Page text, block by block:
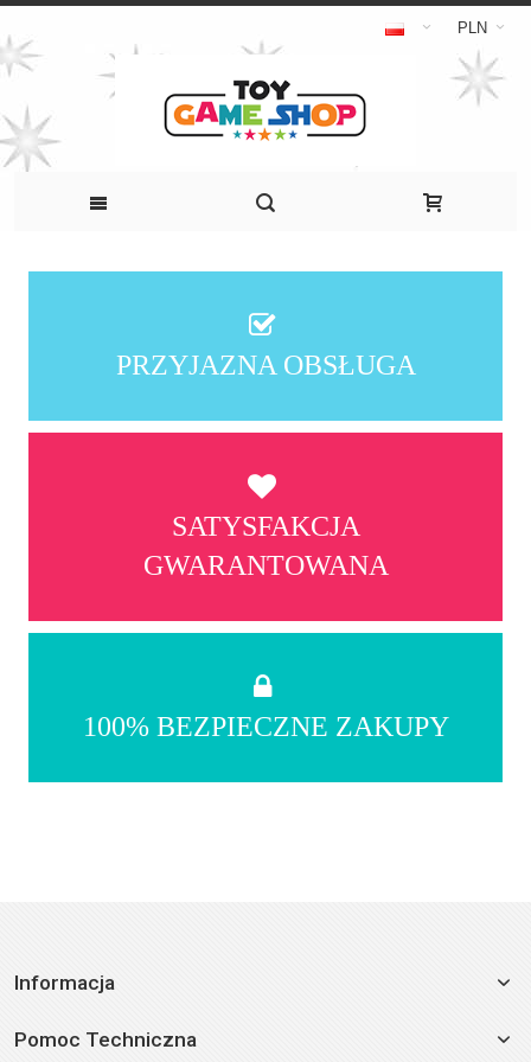
PLN
PRZYJAZNA OBSŁUGA
SATYSFAKCJA
GWARANTOWANA
100% BEZPIECZNE ZAKUPY
Informacja
Pomoc Techniczna